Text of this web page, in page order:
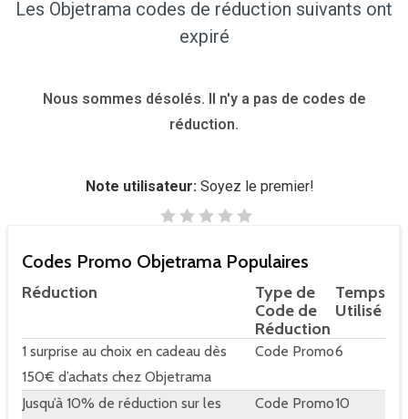
Les Objetrama codes de réduction suivants ont
expiré
Nous sommes désolés. Il n'y a pas de codes de
réduction.
Note utilisateur: Soyez le premier!
Codes Promo Objetrama Populaires
Réduction
Type de
Code de
Réduction
Temps
Utilisé
1 surprise au choix en cadeau dès
150€ d’achats chez Objetrama
Code Promo6
Jusqu’à 10% de réduction sur les
Code Promo10